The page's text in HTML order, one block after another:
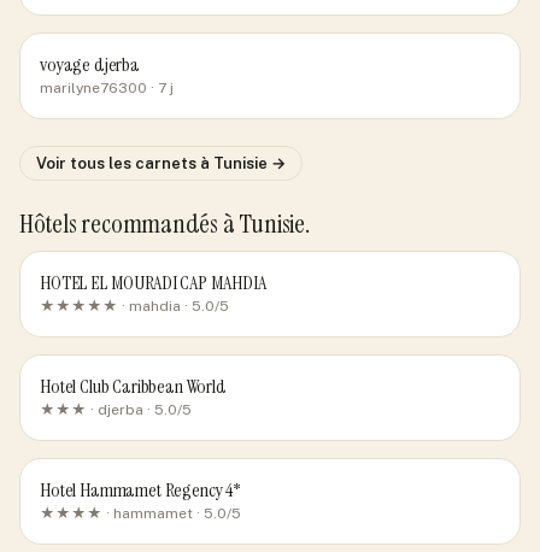
voyage djerba
marilyne76300 · 7 j
Voir tous les carnets à Tunisie →
Hôtels recommandés à Tunisie.
HOTEL EL MOURADI CAP MAHDIA
★★★★★ · mahdia · 5.0/5
Hotel Club Caribbean World
★★★ · djerba · 5.0/5
Hotel Hammamet Regency 4*
★★★★ · hammamet · 5.0/5